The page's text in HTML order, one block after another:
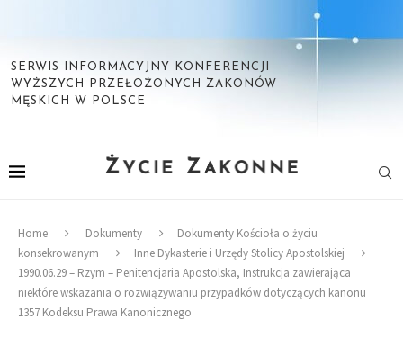
SERWIS INFORMACYJNY KONFERENCJI
WYŻSZYCH PRZEŁOŻONYCH ZAKONÓW
MĘSKICH W POLSCE
Home Dokumenty
Dokumenty Kościoła o życiu
konsekrowanym
Inne Dykasterie i Urzędy Stolicy Apostolskiej
1990.06.29 – Rzym – Penitencjaria Apostolska, Instrukcja zawierająca
niektóre wskazania o rozwiązywaniu przypadków dotyczących kanonu
1357 Kodeksu Prawa Kanonicznego